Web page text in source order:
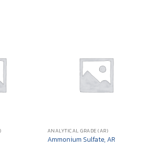
ANALYTICAL GRADE (AR)
Ammonium Sulfate, AR